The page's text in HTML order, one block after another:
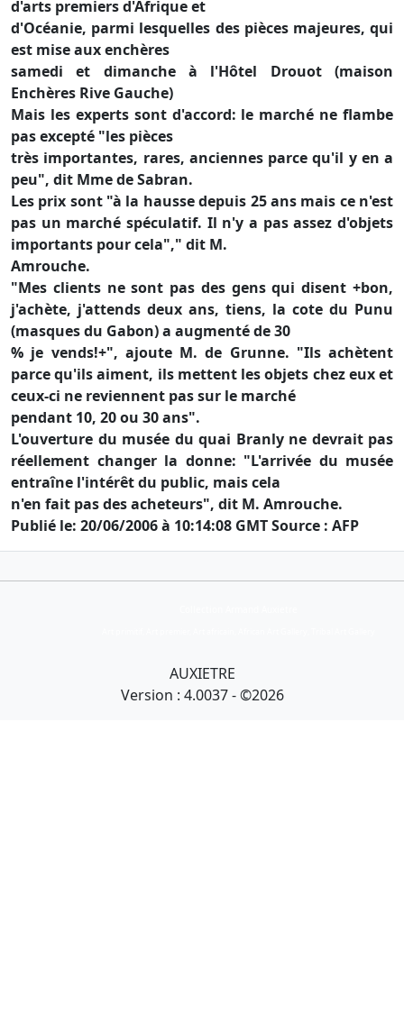
d'arts premiers d'Afrique et
d'Océanie, parmi lesquelles des pièces majeures, qui
est mise aux enchères
samedi et dimanche à l'Hôtel Drouot (maison
Enchères Rive Gauche)
Mais les experts sont d'accord: le marché ne flambe
pas excepté "les pièces
très importantes, rares, anciennes parce qu'il y en a
peu", dit Mme de Sabran.
Les prix sont "à la hausse depuis 25 ans mais ce n'est
pas un marché spéculatif. Il n'y a pas assez d'objets
importants pour cela"," dit M.
Amrouche.
"Mes clients ne sont pas des gens qui disent +bon,
j'achète, j'attends deux ans, tiens, la cote du Punu
(masques du Gabon) a augmenté de 30
% je vends!+", ajoute M. de Grunne. "Ils achètent
parce qu'ils aiment, ils mettent les objets chez eux et
ceux-ci ne reviennent pas sur le marché
pendant 10, 20 ou 30 ans".
L'ouverture du musée du quai Branly ne devrait pas
réellement changer la donne: "L'arrivée du musée
entraîne l'intérêt du public, mais cela
n'en fait pas des acheteurs", dit M. Amrouche.
Publié le: 20/06/2006 à 10:14:08 GMT Source : AFP
AUXIETRE
Version : 4.0037 - ©2026